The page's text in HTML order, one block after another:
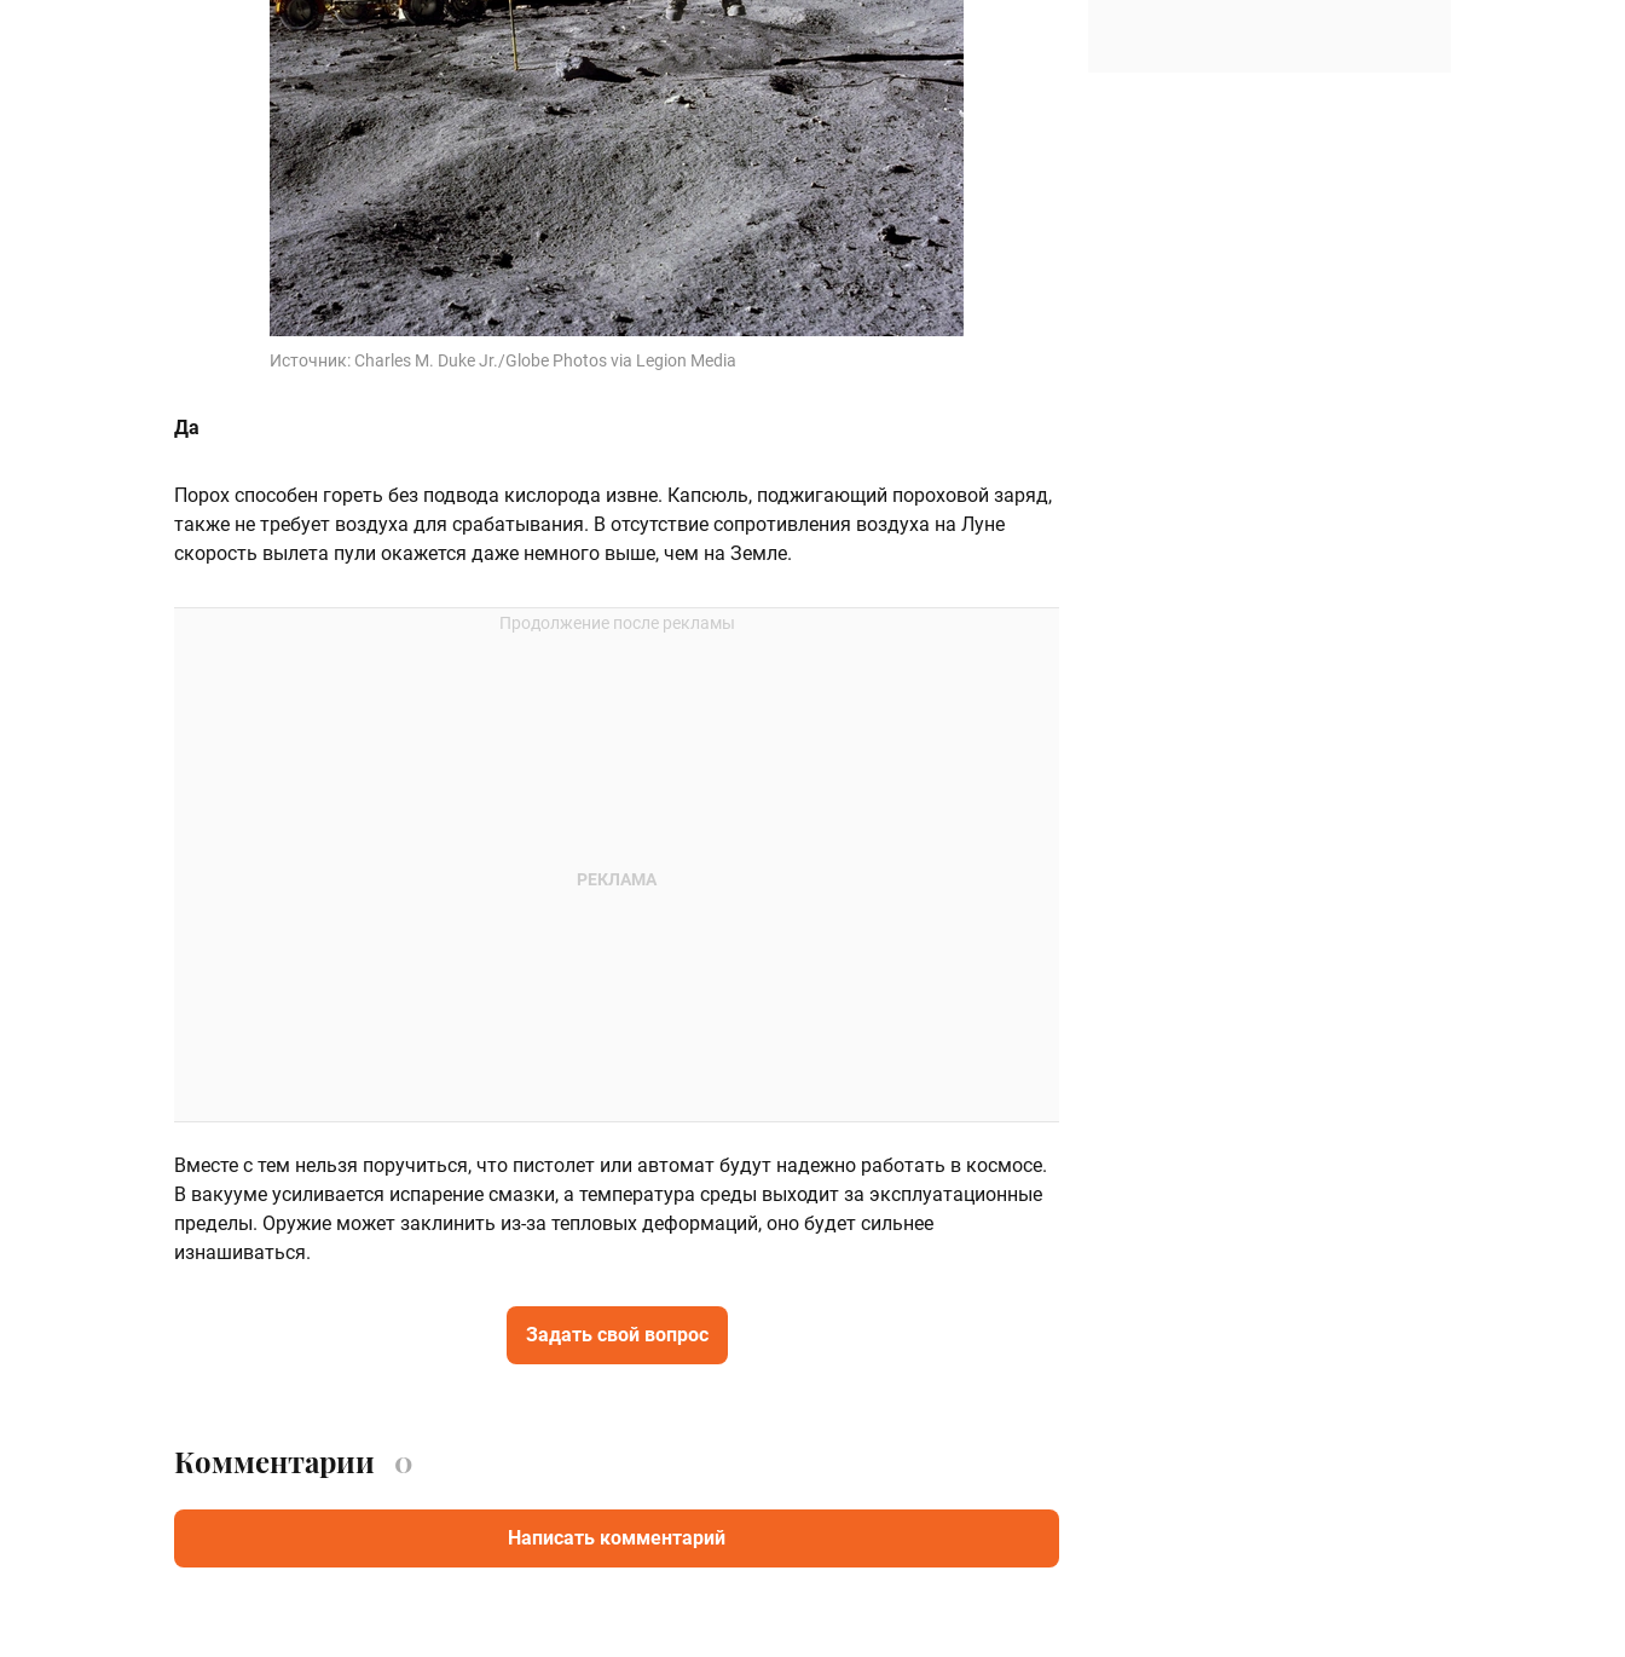
Источник: Charles M. Duke Jr./Globe Photos via Legion Media
Да
Порох способен гореть без подвода кислорода извне. Капсюль, поджигающий пороховой заряд,
также не требует воздуха для срабатывания. В отсутствие сопротивления воздуха на Луне
скорость вылета пули окажется даже немного выше, чем на Земле.
Вместе с тем нельзя поручиться, что пистолет или автомат будут надежно работать в космосе.
В вакууме усиливается испарение смазки, а температура среды выходит за эксплуатационные
пределы. Оружие может заклинить из-за тепловых деформаций, оно будет сильнее
изнашиваться.
Задать свой вопрос
Комментарии 0
Написать комментарий